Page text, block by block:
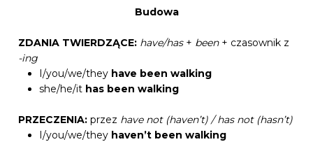
Budowa
ZDANIA TWIERDZĄCE: have/has+ been + czasownik z
-ing
I/you/we/they have been walking
she/he/it has been walking
PRZECZENIA: przez have not (haven’t) / has not (hasn’t)
I/you/we/they haven’t been walking